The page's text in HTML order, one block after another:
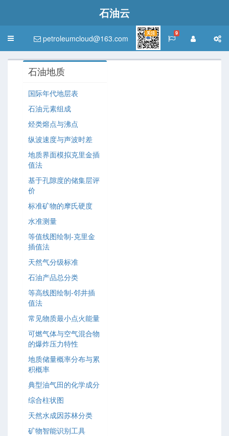
石油云
Toggle
petroleumcloud@163.com
关注 9
石油地质
国际年代地层表
石油元素组成
烃类熔点与沸点
纵波速度与声波时差
地质界面模拟克里金插
值法
基于孔隙度的储集层评
价
标准矿物的摩氏硬度
水准测量
等值线图绘制-克里金
插值法
天然气分级标准
石油产品总分类
等高线图绘制-邻井插
值法
常见物质最小点火能量
可燃气体与空气混合物
的爆炸压力特性
地质储量概率分布与累
积概率
典型油气田的化学成分
综合柱状图
天然水成因苏林分类
矿物智能识别工具